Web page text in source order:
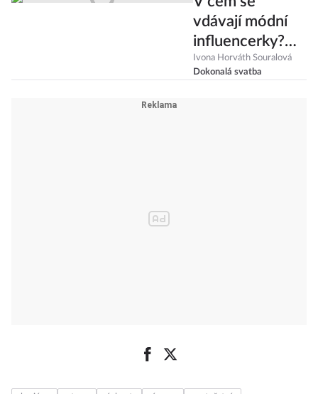
vdávají módní
influencerky?
Vede
minimalismus,
Ivona Horváth Souralová
Dokonalá svatba